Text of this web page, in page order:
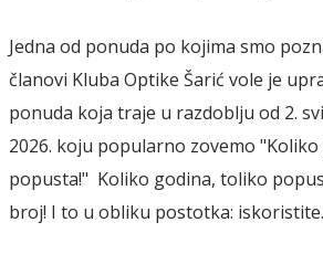
Jedna od ponuda po kojima smo
članovi Kluba Optike Šarić vole je
ponuda koja traje u razdoblju od 2.
2026. koju popularno zovemo
popusta!" Koliko godina, toliko
broj! I to u obliku postotka: